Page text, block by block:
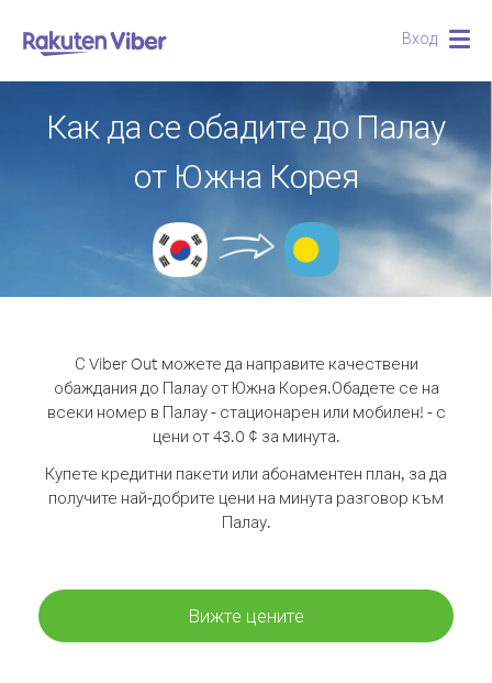
Вход
Как да се обадите до Палау
от Южна Корея
С Viber Out можете да направите качествени
обаждания до Палау от Южна Корея.Обадете се на
всеки номер в Палау - стационарен или мобилен! - с
цени от 43.0 ¢ за минута.
Купете кредитни пакети или абонаментен план, за да
получите най-добрите цени на минута разговор към
Палау.
Вижте цените